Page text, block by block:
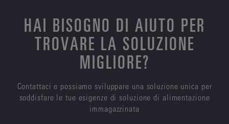
HAI BISOGNO DI AIUTO PER
TROVARE LA SOLUZIONE
MIGLIORE?
Contattaci e possiamo sviluppare una soluzione unica per
soddisfare le tue esigenze di soluzione di alimentazione
immagazzinata